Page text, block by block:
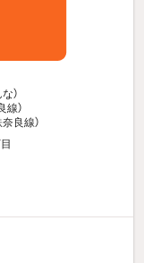
）
線）
良線）